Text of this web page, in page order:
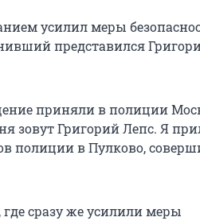
усилил меры
представился
приняли в полиции
зовут Григорий Лепс. Я
полиции в Пулково,
сразу же усилили меры